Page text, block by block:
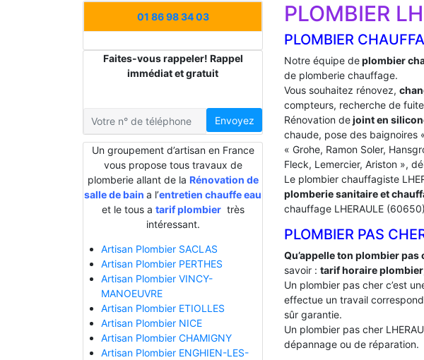
01 86 98 34 03
Faites-vous rappeler! Rappel
immédiat et gratuit
Envoyez
Un groupement d’artisan en France
vous propose tous travaux de
plomberie allant de la Rénovation de
salle de bain a l’entretien chauffe eau
et le tous a tarif plombiertrès
intéressant.
Artisan Plombier SACLAS
Artisan Plombier PERTHES
Artisan Plombier VINCY-
MANOEUVRE
Artisan Plombier ETIOLLES
Artisan Plombier NICE
Artisan Plombier CHAMIGNY
Artisan Plombier ENGHIEN-LES-
PLOMBIER
PLOMBIER
Notre équipe deplombier
de plomberie chauffage.
Vous souhaitez rénovez,
compteurs, recherche de fuite
Rénovation dejoint en
chaude, pose des baignoires
« Grohe, Ramon Soler,
Fleck, Lemercier, Ariston »,
Le plombier chauffagiste
plomberie sanitaire et
chauffage LHERAULE
PLOMBIER PAS
Qu’appelle ton plombier pas
savoir : tarif horaire plombier
Un plombier pas cher c’est
effectue un travail
sûr garantie.
Un plombier pas cher
dépannage ou de réparation.